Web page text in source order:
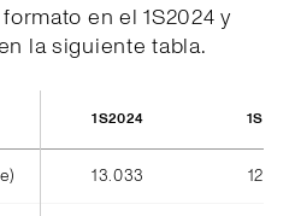
en el 1S2024 y
la siguiente tabla.
1S2024
13.033